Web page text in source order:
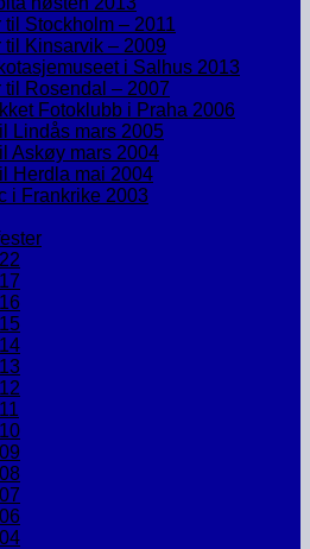
til Stockholm – 2011
til Kinsarvik – 2009
i Salhus 2013
til Rosendal – 2007
Fotoklubb i Praha 2006
Lindås mars 2005
Askøy mars 2004
Herdla mai 2004
i Frankrike 2003